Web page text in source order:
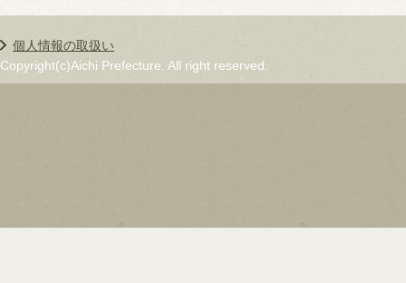
個人情報の取扱い
Copyright(c)Aichi Prefecture. All right reserved.